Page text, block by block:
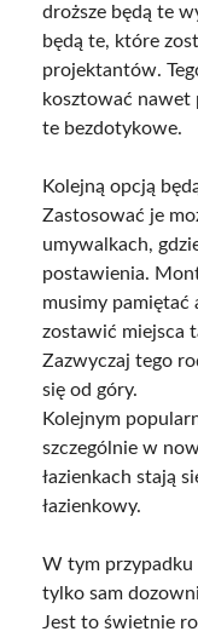
droższe będą te
będą te, które
projektantów.
kosztować nawet
te bezdotykowe.
Kolejną opcją
Zastosować je
umywalkach,
postawienia.
musimy pamiętać
zostawić miejsca
Zazwyczaj tego
się od góry.
Kolejnym
szczególnie w
łazienkach stają
łazienkowy.
W tym przypadku
tylko sam
Jest to świetnie